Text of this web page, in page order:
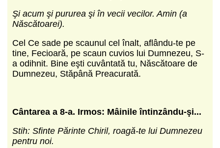
Şi acum şi pururea şi în vecii vecilor. Amin (a
Născătoarei).
Cel Ce sade pe scaunul cel înalt, aflându-te pe
tine, Fecioară, pe scaun cuvios lui Dumnezeu, S-
a odihnit. Bine eşti cuvântată tu, Născătoare de
Dumnezeu, Stăpână Preacurată.
Cântarea a 8-a. Irmos: Mâinile întinzându-şi...
Stih: Sfinte Părinte Chiril, roagă-te lui Dumnezeu
pentru noi.